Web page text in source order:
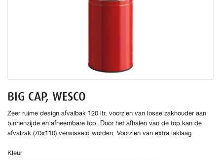
BIG CAP, WESCO
Zeer ruime design afvalbak 120 ltr, voorzien van losse zakhouder aan
binnenzijde en afneembare top. Door het afhalen van de top kan de
afvalzak (70x110) verwisseld worden. Voorzien van extra laklaag.
Kleur